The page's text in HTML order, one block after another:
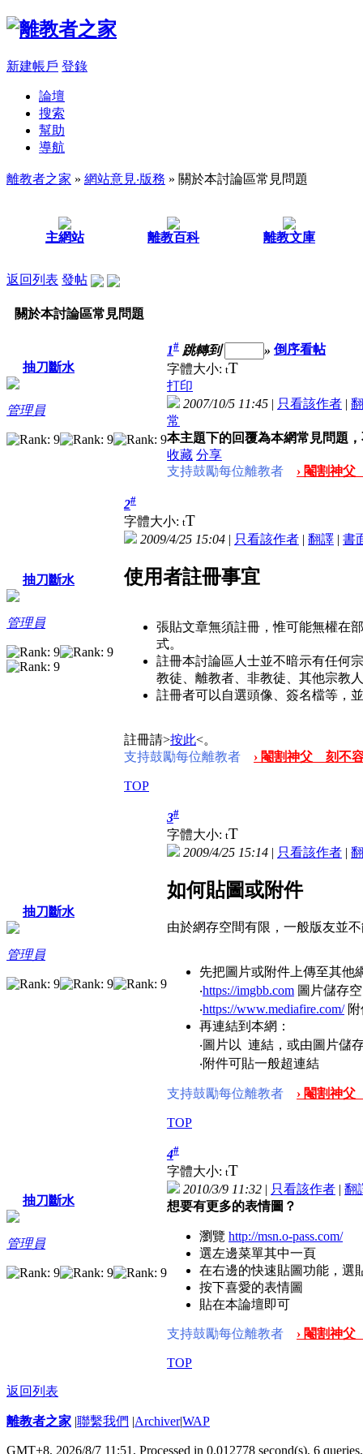
新建帳戶 登錄
論壇
搜索
幫助
導航
離教者之家 » 網站意見‧版務 » 關於本討論區常見問題
主網站 離教百科 離教文庫
返回列表 發帖
關於本討論區常見問題
抽刀斷水
管理員
1# 跳轉到 » 倒序看帖
字體大小: tT
打印
2007/10/5 11:45 | 只看該作者 |
常
本主題下的回覆為本網常見問題
收藏 分享
支持鼓勵每位離教者
› 閹割神
抽刀斷水
管理員
2#
字體大小: tT
2009/4/25 15:04 | 只看該作者 | 翻譯 | 書
使用者註冊事宜
張貼文章無須註冊，惟可能無權在
式。
註冊本討論區人士並不暗示有任何
教徒、離教者、非教徒、其他宗教
註冊者可以自選頭像、簽名檔等，
註冊請>按此<。
支持鼓勵每位離教者
› 閹割神父 刻不
TOP
抽刀斷水
管理員
3#
字體大小: tT
2009/4/25 15:14 | 只看該作者 |
如何貼圖或附件
由於網存空間有限，一般版友並
先把圖片或附件上傳至其他
‧https://imgbb.com 圖片儲存
‧https://www.mediafire.com/附
再連結到本網：
‧圖片以 連結，或由圖片儲
‧附件可貼一般超連結
支持鼓勵每位離教者 › 閹割神
TOP
抽刀斷水
管理員
4#
字體大小: tT
2010/3/9 11:32 | 只看該作者 | 翻
想要有更多的表情圖？
瀏覽 http://msn.o-pass.com/
選左邊菜單其中一頁
在右邊的快速貼圖功能，選
按下喜愛的表情圖
貼在本論壇即可
支持鼓勵每位離教者 › 閹割神
TOP
返回列表
離教者之家 |聯繫我們 |Archiver|WAP
GMT+8, 2026/8/7 11:51, Processed in 0.012778 second(s), 6